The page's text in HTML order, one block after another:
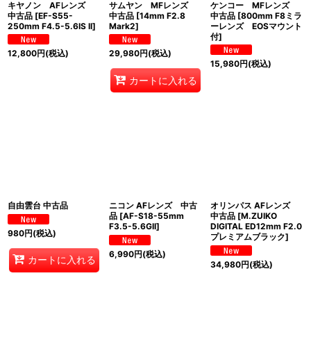
キヤノン AFレンズ
中古品 [EF-S55-
250mm F4.5-5.6IS II]
12,800円(税込)
サムヤン MFレンズ
中古品 [14mm F2.8
Mark2]
29,980円(税込)
カートに入れる
ケンコー MFレンズ
中古品 [800mm F8ミラ
ーレンズ EOSマウント
付]
15,980円(税込)
自由雲台 中古品
980円(税込)
カートに入れる
ニコン AFレンズ 中古
品 [AF-S18-55mm
F3.5-5.6GII]
6,990円(税込)
オリンパス AFレンズ
中古品 [M.ZUIKO
DIGITAL ED12mm F2.0
プレミアムブラック]
34,980円(税込)